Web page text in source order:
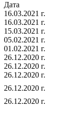
Дата
16.03.2021 г.
16.03.2021 г.
15.03.2021 г.
05.02.2021 г.
01.02.2021 г.
26.12.2020 г.
26.12.2020 г.
26.12.2020 г.
26.12.2020 г.
26.12.2020 г.